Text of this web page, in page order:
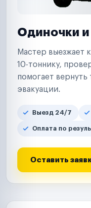
Одиночки и
Мастер выезжает
10-тоннику,
помогает вернуть
эвакуации.
Выезд 24/7
Оплата по
Оставить